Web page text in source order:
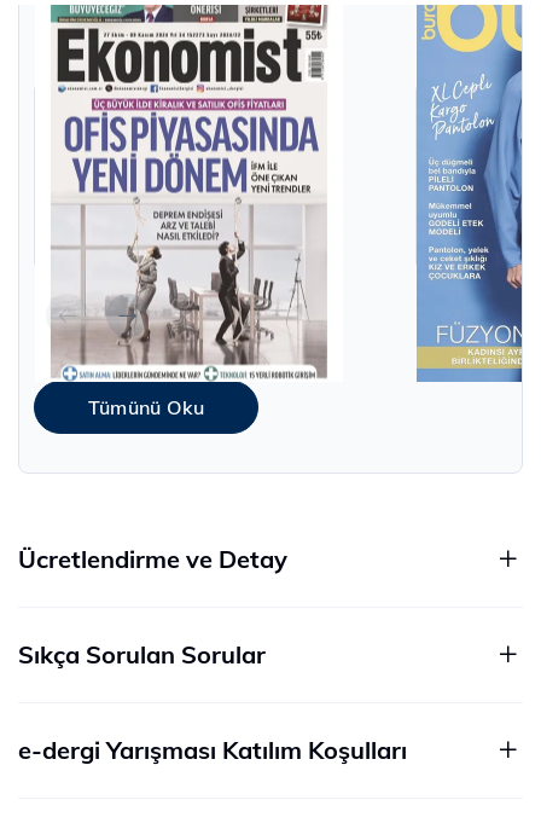
Popüler Dergiler
Tümünü Oku
Ücretlendirme ve Detay
Sıkça Sorulan Sorular
e-dergi Yarışması Katılım Koşulları